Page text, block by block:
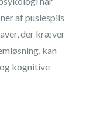
af puslespils
der kræver
kan
kognitive